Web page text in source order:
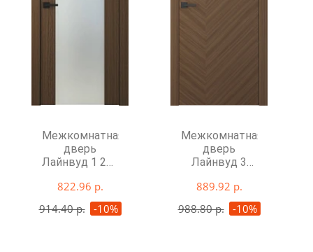
Межкомнатная
дверь
Лайнвуд 1 202
822.96 р.
914.40 р.
-10%
Межкомнатная
дверь
Лайнвуд 3
889.92 р.
988.80 р.
-10%